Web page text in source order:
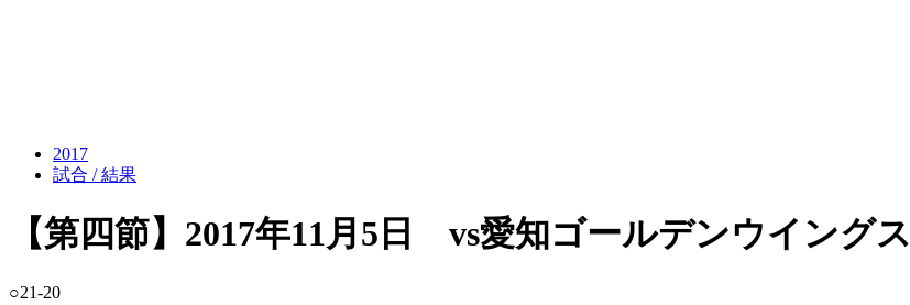
2017
試合 / 結果
【第四節】2017年11月5日 vs愛知ゴールデンウイングス
○21-20